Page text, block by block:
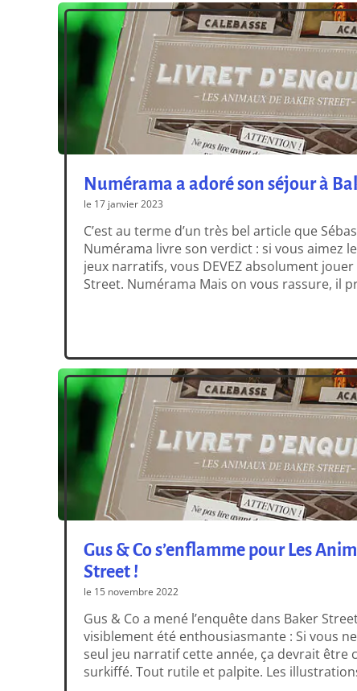
Numérama a adoré son séjour à
le 17 janvier 2023
C’est au terme d’un très bel article que
Numérama livre son verdict : si vous aimez
jeux narratifs, vous DEVEZ absolument
Street. Numérama Mais on vous rassure, il
Gus & Co s’enflamme pour Les
Street !
le 15 novembre 2022
Gus & Co a mené l’enquête dans Baker
visiblement été enthousiasmante : Si vous
seul jeu narratif cette année, ça devrait être
surkiffé. Tout rutile et palpite. Les